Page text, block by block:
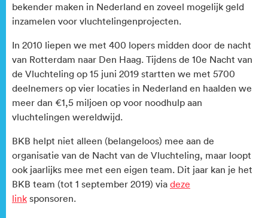
bekender maken in Nederland en zoveel mogelijk geld
inzamelen voor vluchtelingenprojecten.
In 2010 liepen we met 400 lopers midden door de nacht
van Rotterdam naar Den Haag. Tijdens de 10e Nacht van
de Vluchteling op 15 juni 2019 startten we met 5700
deelnemers op vier locaties in Nederland en haalden we
meer dan €1,5 miljoen op voor noodhulp aan
vluchtelingen wereldwijd.
BKB helpt niet alleen (belangeloos) mee aan de
organisatie van de Nacht van de Vluchteling, maar loopt
ook jaarlijks mee met een eigen team. Dit jaar kan je het
BKB team (tot 1 september 2019) via deze
link sponsoren.